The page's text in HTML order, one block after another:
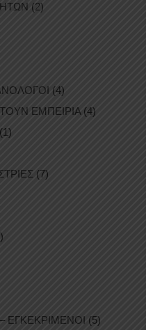
(2)
(4)
ΕΜΠΕΙΡΙΑ(4)
(1)
(7)
ΕΓΚΕΚΡΙΜΕΝΟΙ (5)